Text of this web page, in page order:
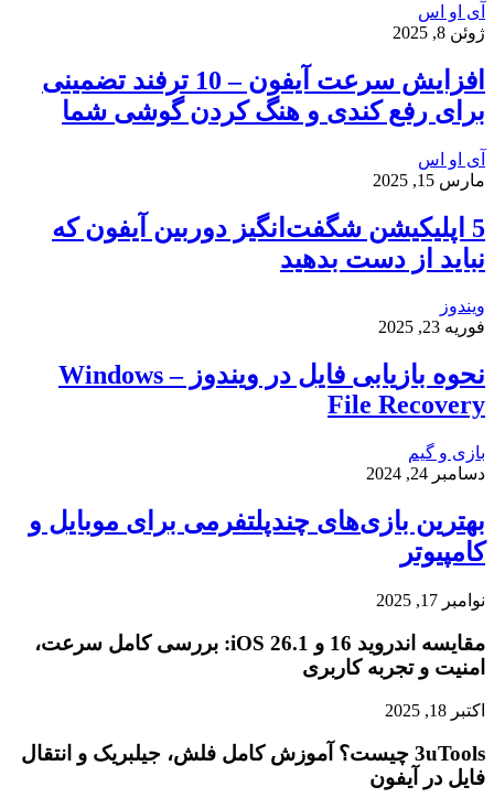
آی او اس
ژوئن 8, 2025
افزایش سرعت آیفون – 10 ترفند تضمینی
برای رفع کندی و هنگ کردن گوشی شما
آی او اس
مارس 15, 2025
5 اپلیکیشن شگفت‌انگیز دوربین آیفون که
نباید از دست بدهید
ویندوز
فوریه 23, 2025
نحوه بازیابی فایل در ویندوز – Windows
File Recovery
بازی و گیم
دسامبر 24, 2024
بهترین بازی‌های چندپلتفرمی برای موبایل و
کامپیوتر
نوامبر 17, 2025
مقایسه اندروید 16 و iOS 26.1: بررسی کامل سرعت،
امنیت و تجربه کاربری
اکتبر 18, 2025
3uTools چیست؟ آموزش کامل فلش، جیلبریک و انتقال
فایل در آیفون